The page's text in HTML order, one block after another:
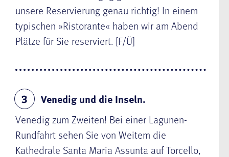
unsere Reservierung genau richtig! In einem
typischen »Ristorante« haben wir am Abend
Plätze für Sie reserviert. [F/Ü]
3
Venedig und die Inseln.
Venedig zum Zweiten! Bei einer Lagunen-
Rundfahrt sehen Sie von Weitem die
Kathedrale Santa Maria Assunta auf Torcello,